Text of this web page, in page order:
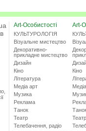
Art-Особистості
КУЛЬТУРОЛОГІЯ
Візуальне мистецтво
Декоративно-
прикладне мистецтво
Дизайн
Кіно
Література
Медіа арт
Музика
Реклама
Танок
Театр
Телебачення, радіо
Art-
Кіно
Театр